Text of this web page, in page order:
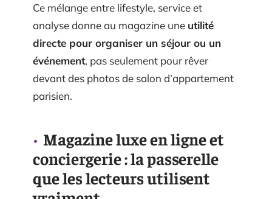
Ce mélange entre lifestyle, service et
analyse donne au magazine une utilité
directe pour organiser un séjour ou un
événement, pas seulement pour rêver
devant des photos de salon d’appartement
parisien.
Magazine luxe en ligne et
conciergerie : la passerelle
que les lecteurs utilisent